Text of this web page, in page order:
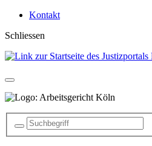
Kontakt
Schliessen